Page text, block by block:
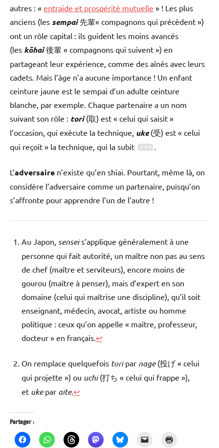
autres : « entraide et prospérité mutuelle » ! Les plus
anciens (les sempai先輩« compagnons qui précèdent »)
ont un rôle capital : ils guident les moins avancés
(les kōhai後輩 « compagnons qui suivent ») en
partageant leur expérience, comme des aînés avec leurs
cadets. Mais l’âge n’a aucune importance ! Un enfant
ceinture jaune est le sempai d’un adulte ceinture
blanche, par exemple. Chaque partenaire a un nom
suivant son rôle : tori(取) est « celui qui saisit »
l’occasion, qui exécute la technique, uke(受) est « celui
qui reçoit » la technique, qui la subit
L’adversaire n’existe qu’en shiai. Pourtant, même là, on
considère l’adversaire comme un partenaire, puisqu’on
s’affronte pour apprendre l’un de l’autre !
Au Japon, senseis’applique généralement à une
personne qui fait autorité, un maître non pas au sens
de chef (maître et serviteurs), encore moins de
gourou (maître à penser), mais d’expert en son
domaine (celui qui maîtrise une discipline), qu’il soit
enseignant, médecin, avocat, artiste ou homme
politique : ceux qu’on appelle « maître, professeur,
docteur » en français. ↩
On remplace quelquefois toripar nage(投げ « celui
qui projette ») ou uchi(打ち « celui qui frappe »),
et ukepar aite. ↩
Partager :